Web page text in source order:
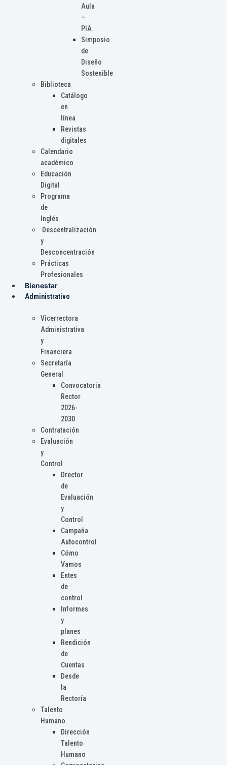
Aula
–
PIA
Simposio
de
Diseño
Sostenible
Biblioteca
Catálogo
en
línea
Revistas
digitales
Calendario
académico
Educación
Digital
Programa
de
Inglés
Descentralización
y
Desconcentración
Prácticas
Profesionales
Bienestar
Administrativo
Vicerrectora
Administrativa
y
Financiera
Secretaría
General
Convocatoria
Rector
2026-
2030
Contratación
Evaluación
y
Control
Drector
de
Evaluación
y
Control
Campaña
Autocontrol
Cómo
Vamos
Entes
de
control
Informes
y
planes
Rendición
de
Cuentas
Desde
la
Rectoría
Talento
Humano
Dirección
Talento
Humano